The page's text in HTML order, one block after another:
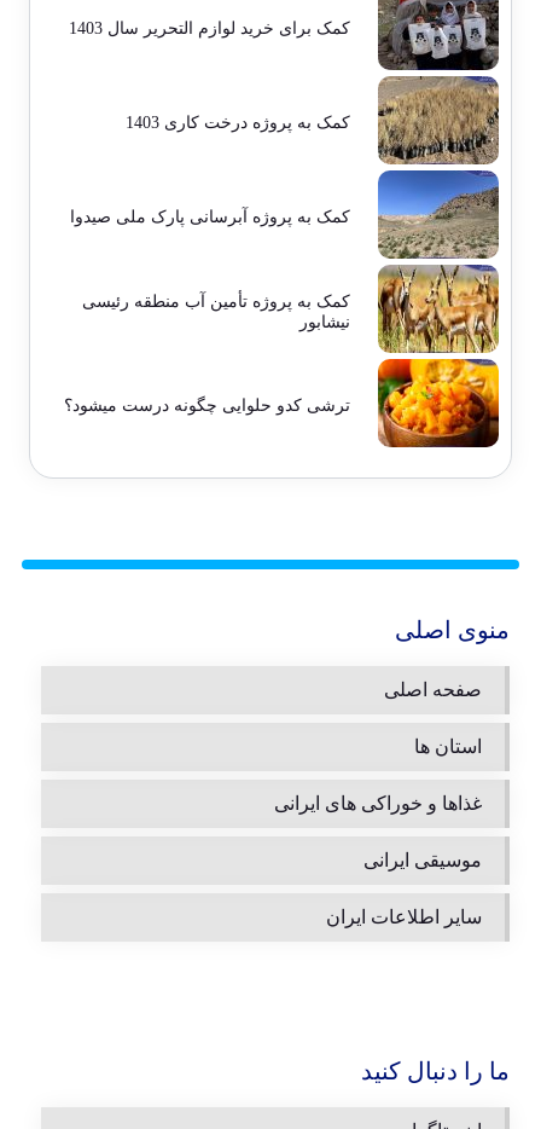
کمک برای خرید لوازم التحریر سال 1403
کمک به پروژه درخت کاری 1403
کمک به پروژه آبرسانی پارک ملی صیدوا
کمک به پروژه تأمین آب منطقه رئیسی
نیشابور
ترشی کدو حلوایی چگونه درست میشود؟
منوی اصلی
صفحه اصلی
استان ها
غذاها و خوراکی های ایرانی
موسیقی ایرانی
سایر اطلاعات ایران
ما را دنبال کنید